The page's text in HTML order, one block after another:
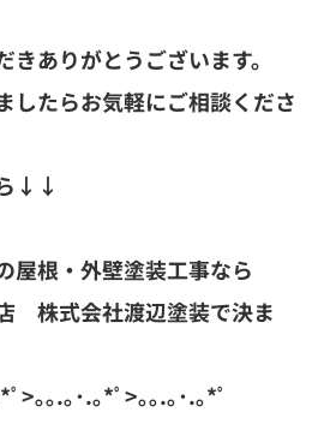
ありがとうございます。
したらお気軽にご相談くださ
↓↓
屋根・外壁塗装工事なら
株式会社渡辺塗装で決ま
>｡｡.｡･.｡*ﾟ>｡｡.｡･.｡*ﾟ